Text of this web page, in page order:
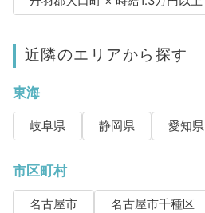
近隣のエリアから探す
東海
岐阜県 静岡県 愛知県
市区町村
名古屋市 名古屋市千種区